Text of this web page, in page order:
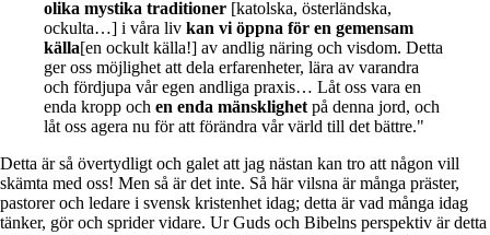
olika mystika traditioner [katolska, österländska,
ockulta…] i våra liv kan vi öppna för en gemensam
källa[en ockult källa!] av andlig näring och visdom. Detta
ger oss möjlighet att dela erfarenheter, lära av varandra
och fördjupa vår egen andliga praxis… Låt oss vara en
enda kropp och en enda mänsklighet på denna jord, och
låt oss agera nu för att förändra vår värld till det bättre."
Detta är så övertydligt och galet att jag nästan kan tro att någon vill
skämta med oss! Men så är det inte. Så här vilsna är många präster,
pastorer och ledare i svensk kristenhet idag; detta är vad många idag
tänker, gör och sprider vidare. Ur Guds och Bibelns perspektiv är detta